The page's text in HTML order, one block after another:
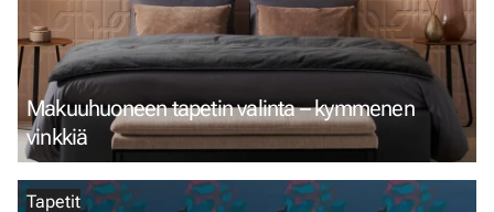
Makuuhuoneen tapetin valinta – kymmenen
vinkkiä
Tapetit